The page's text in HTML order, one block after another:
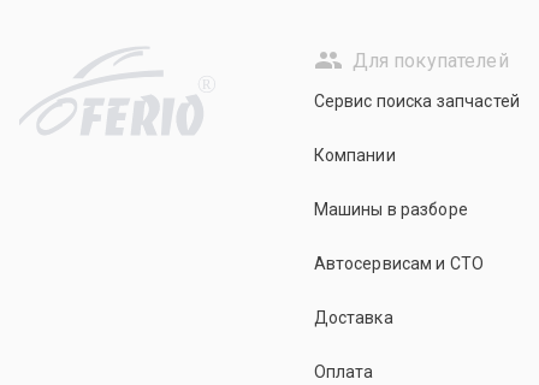
R
Для покупателей
Сервис поиска запчастей
Компании
Машины в разборе
Автосервисам и СТО
Доставка
Оплата